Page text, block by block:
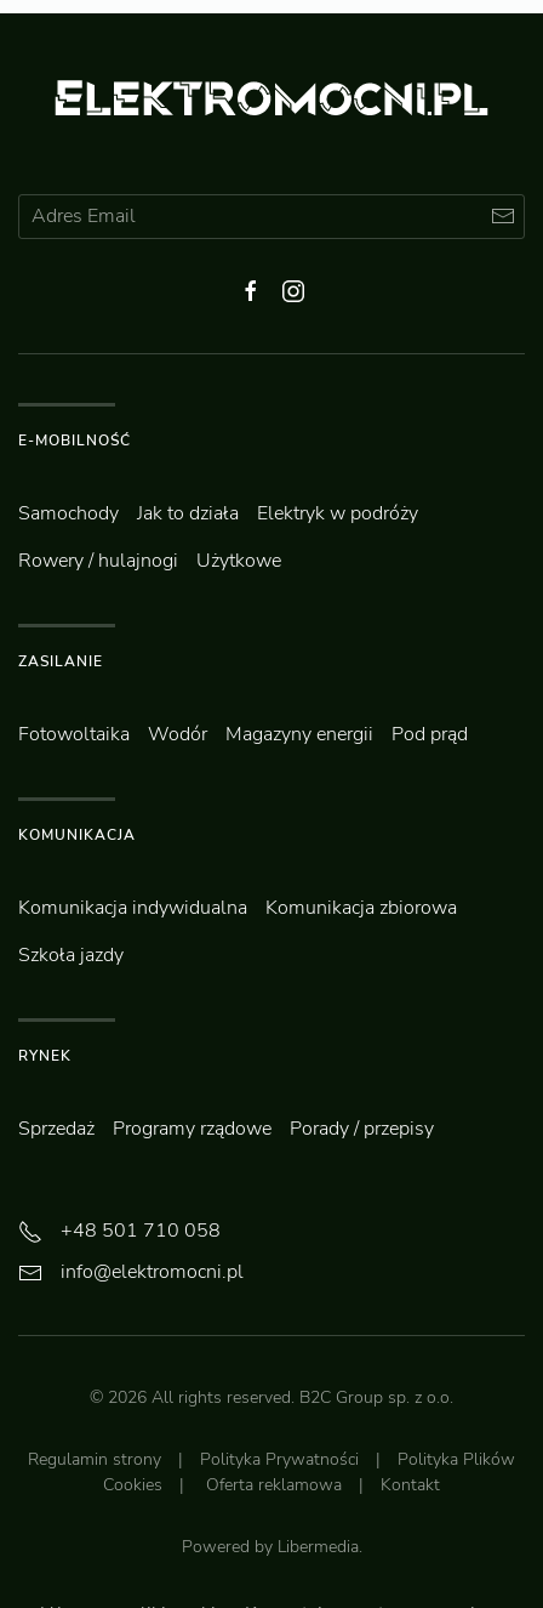
E-MOBILNOŚĆ
Samochody Jak to działa
Elektryk w podróży
Rowery / hulajnogi
Użytkowe
ZASILANIE
Fotowoltaika Wodór Magazyny energii Pod prąd
KOMUNIKACJA
Komunikacja indywidualna
Komunikacja zbiorowa
Szkoła jazdy
RYNEK
Sprzedaż Programy rządowe Porady / przepisy
+48 501 710 058
info@elektromocni.pl
© 2026 All rights reserved. B2C Group sp. z o.o.
Regulamin strony | Polityka Prywatności | Polityka Plików
Cookies | Oferta reklamowa | Kontakt
Powered by Libermedia.